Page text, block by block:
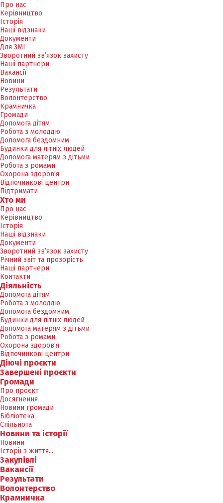
Про нас
Керівництво
Історія
Наші відзнаки
Документи
Для ЗМІ
Зворотний зв’язок захисту
Наші партнери
Вакансії
Новини
Результати
Волонтерство
Крамничка
Громади
Допомога дітям
Робота з молоддю
Допомога бездомним
Будинки для літніх людей
Допомога матерям з дітьми
Робота з ромами
Охорона здоров’я
Відпочинкові центри
Підтримати
Хто ми
Про нас
Керівництво
Історія
Наші відзнаки
Документи
Зворотний зв’язок захисту
Річний звіт та прозорість
Наші партнери
Контакти
Діяльність
Допомога дітям
Робота з молоддю
Допомога бездомним
Будинки для літніх людей
Допомога матерям з дітьми
Робота з ромами
Охорона здоров’я
Відпочинкові центри
Діючі проєкти
Завершені проєкти
Громади
Про проєкт
Досягнення
Новини громади
Бібліотека
Спільнота
Новини та історії
Новини
Історії з життя...
Закупівлі
Вакансії
Результати
Волонтерство
Крамничка